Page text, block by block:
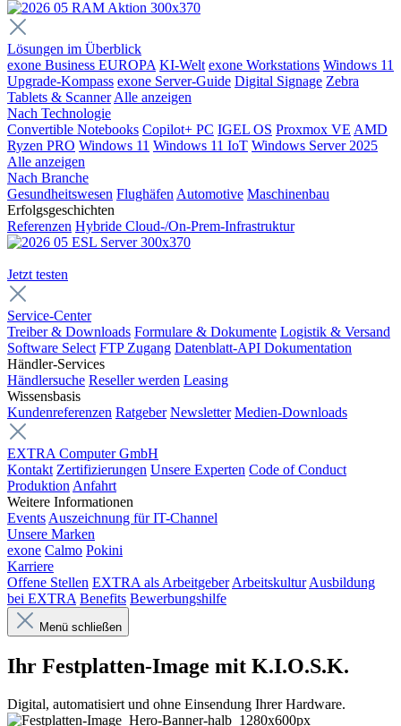
Lösungen im Überblick
exone Business EUROPA KI-Welt exone Workstations Windows 11
Upgrade-Kompass exone Server-Guide Digital Signage Zebra
Tablets & Scanner Alle anzeigen
Nach Technologie
Convertible Notebooks Copilot+ PC IGEL OS Proxmox VE AMD
Ryzen PRO Windows 11 Windows 11 IoT Windows Server 2025
Alle anzeigen
Nach Branche
Gesundheitswesen Flughäfen Automotive Maschinenbau
Erfolgsgeschichten
Referenzen Hybride Cloud-/On-Prem-Infrastruktur
Jetzt testen
Service-Center
Treiber & Downloads Formulare & Dokumente Logistik & Versand
Software Select FTP Zugang Datenblatt-API Dokumentation
Händler-Services
Händlersuche Reseller werden Leasing
Wissensbasis
Kundenreferenzen Ratgeber Newsletter Medien-Downloads
EXTRA Computer GmbH
Kontakt Zertifizierungen Unsere Experten Code of Conduct
Produktion Anfahrt
Weitere Informationen
Events Auszeichnung für IT-Channel
Unsere Marken
exone Calmo Pokini
Karriere
Offene Stellen EXTRA als Arbeitgeber Arbeitskultur Ausbildung
bei EXTRA Benefits Bewerbungshilfe
Menü schließen
Ihr Festplatten-Image mit K.I.O.S.K.
Digital, automatisiert und ohne Einsendung Ihrer Hardware.